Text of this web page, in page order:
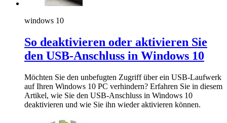
windows 10
So deaktivieren oder aktivieren Sie
den USB-Anschluss in Windows 10
Möchten Sie den unbefugten Zugriff über ein USB-Laufwerk
auf Ihren Windows 10 PC verhindern? Erfahren Sie in diesem
Artikel, wie Sie den USB-Anschluss in Windows 10
deaktivieren und wie Sie ihn wieder aktivieren können.